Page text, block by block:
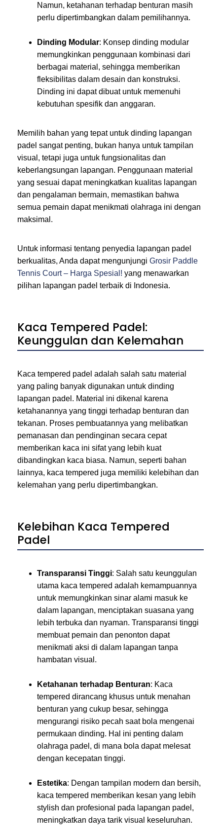
Namun, ketahanan terhadap benturan masih
perlu dipertimbangkan dalam pemilihannya.
Dinding Modular: Konsep dinding modular
memungkinkan penggunaan kombinasi dari
berbagai material, sehingga memberikan
fleksibilitas dalam desain dan konstruksi.
Dinding ini dapat dibuat untuk memenuhi
kebutuhan spesifik dan anggaran.
Memilih bahan yang tepat untuk dinding lapangan
padel sangat penting, bukan hanya untuk tampilan
visual, tetapi juga untuk fungsionalitas dan
keberlangsungan lapangan. Penggunaan material
yang sesuai dapat meningkatkan kualitas lapangan
dan pengalaman bermain, memastikan bahwa
semua pemain dapat menikmati olahraga ini dengan
maksimal.
Untuk informasi tentang penyedia lapangan padel
berkualitas, Anda dapat mengunjungi Grosir Paddle
Tennis Court – Harga Spesial! yang menawarkan
pilihan lapangan padel terbaik di Indonesia.
Kaca Tempered Padel:
Keunggulan dan Kelemahan
Kaca tempered padel adalah salah satu material
yang paling banyak digunakan untuk dinding
lapangan padel. Material ini dikenal karena
ketahanannya yang tinggi terhadap benturan dan
tekanan. Proses pembuatannya yang melibatkan
pemanasan dan pendinginan secara cepat
memberikan kaca ini sifat yang lebih kuat
dibandingkan kaca biasa. Namun, seperti bahan
lainnya, kaca tempered juga memiliki kelebihan dan
kelemahan yang perlu dipertimbangkan.
Kelebihan Kaca Tempered
Padel
Transparansi Tinggi: Salah satu keunggulan
utama kaca tempered adalah kemampuannya
untuk memungkinkan sinar alami masuk ke
dalam lapangan, menciptakan suasana yang
lebih terbuka dan nyaman. Transparansi tinggi
membuat pemain dan penonton dapat
menikmati aksi di dalam lapangan tanpa
hambatan visual.
Ketahanan terhadap Benturan: Kaca
tempered dirancang khusus untuk menahan
benturan yang cukup besar, sehingga
mengurangi risiko pecah saat bola mengenai
permukaan dinding. Hal ini penting dalam
olahraga padel, di mana bola dapat melesat
dengan kecepatan tinggi.
Estetika: Dengan tampilan modern dan bersih,
kaca tempered memberikan kesan yang lebih
stylish dan profesional pada lapangan padel,
meningkatkan daya tarik visual keseluruhan.